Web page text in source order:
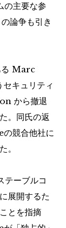
の主要な参
論争も引き
Marc
キュリティ
から撤退
。同氏の返
の競合他社に
。
ーブルコ
展開するた
とを指摘